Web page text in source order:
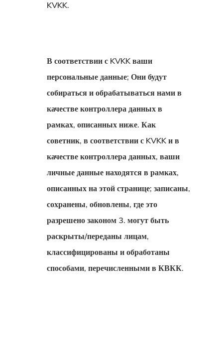
KVKK.
В соответствии с KVKK ваши
персональные данные; Они будут
собираться и обрабатываться нами в
качестве контроллера данных в
рамках, описанных ниже. Как
советник, в соответствии с KVKK и в
качестве контроллера данных, ваши
личные данные находятся в рамках,
описанных на этой странице; записаны,
сохранены, обновлены, где это
разрешено законом 3. могут быть
раскрыты/переданы лицам,
классифицированы и обработаны
способами, перечисленными в КВКК.